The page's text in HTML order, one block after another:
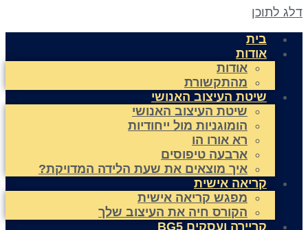
לתוכן
בית
אודות
אודות
מהתקשורת
שיטת העיצוב האנושי
שיטת העיצוב האנושי
הומוגניות מול ייחודיות
רא אורו הו
ארבעה טיפוסים
איך מוצאים את שעת הלידה המדויקת?
קריאה אישית
מפגש קריאה אישית
הקורס חיה את העיצוב שלך
קריירה ועסקים BG5